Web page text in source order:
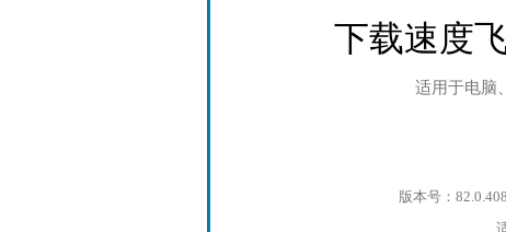
下载速度
适用于电脑
版本号：